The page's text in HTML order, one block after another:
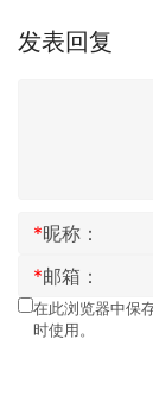
发表回复
*昵称：
*邮箱：
在此浏览器中保
时使用。